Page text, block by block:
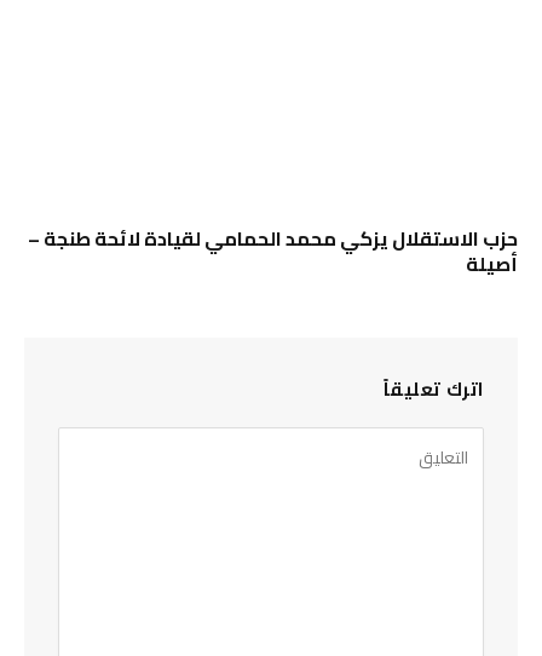
حزب الاستقلال يزكي محمد الحمامي لقيادة لائحة طنجة –
أصيلة
اترك تعليقاً